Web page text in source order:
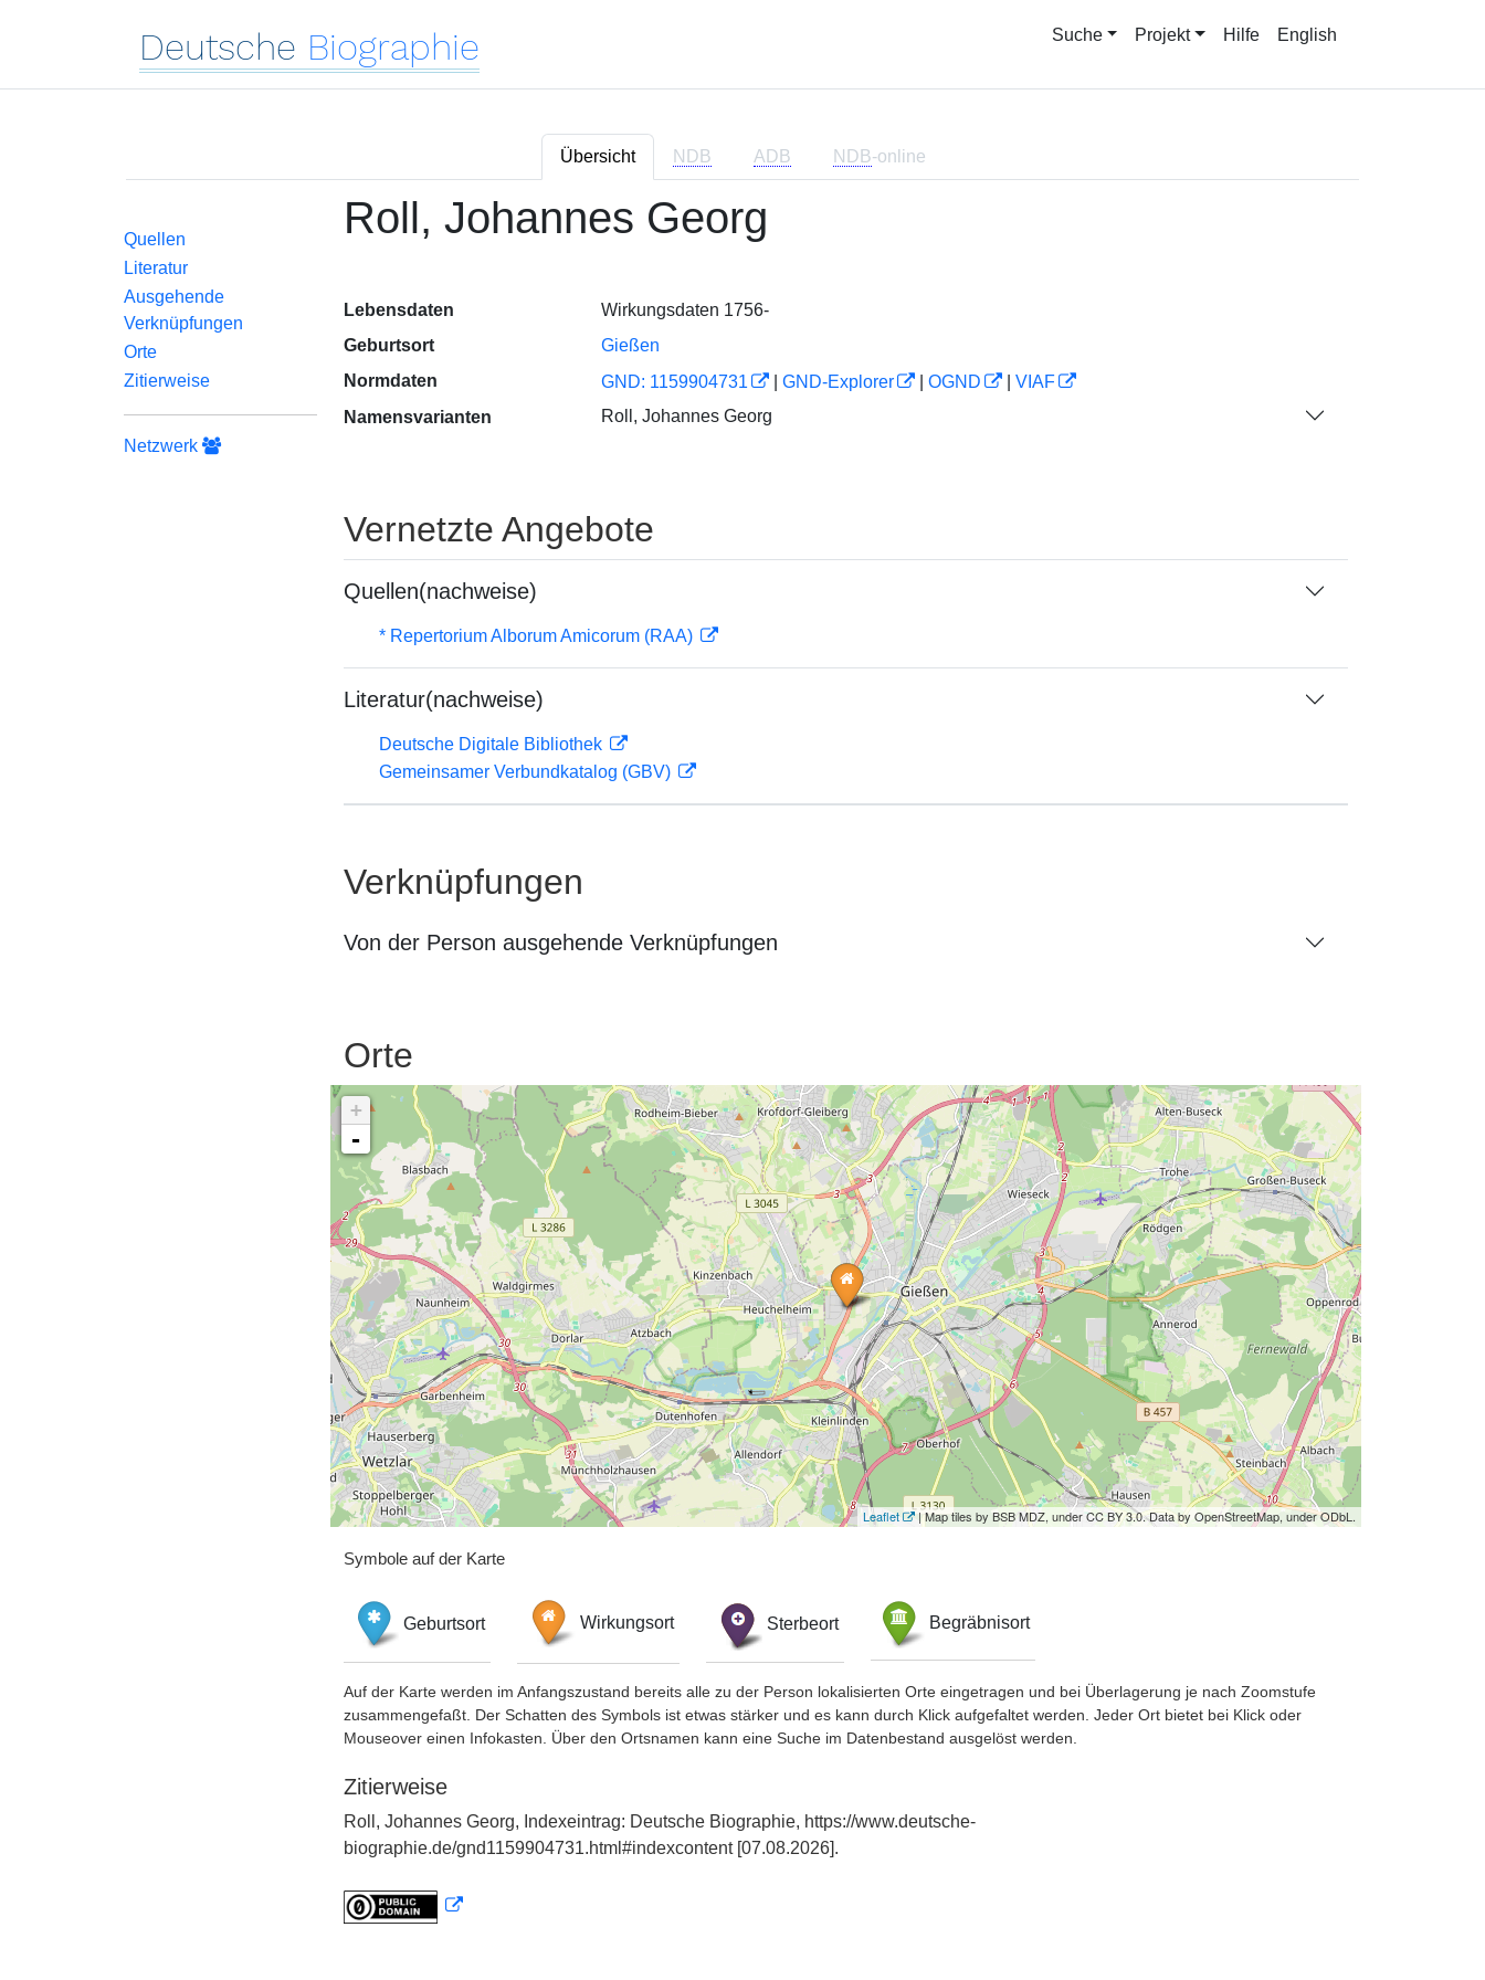
Deutsche Biographie Suche Projekt Hilfe English
Übersicht NDB ADB NDB-online
Quellen
Literatur
Ausgehende
Verknüpfungen
Orte
Zitierweise
Netzwerk
Roll, Johannes Georg
Lebensdaten
Wirkungsdaten 1756-
Geburtsort
Gießen
Normdaten
GND: 1159904731 GND-Explorer OGND
VIAF
Namensvarianten
Roll, Johannes Georg
Vernetzte Angebote
Quellen(nachweise)
* Repertorium Alborum Amicorum (RAA)
Literatur(nachweise)
Deutsche Digitale Bibliothek
Gemeinsamer Verbundkatalog (GBV)
Verknüpfungen
Von der Person ausgehende Verknüpfungen
Orte
+
-
Leaflet | Map tiles by BSB MDZ, under CC BY 3.0. Data by OpenStreetMap, under ODbL.
Symbole auf der Karte
Geburtsort Wirkungsort Sterbeort Begräbnisort
Auf der Karte werden im Anfangszustand bereits alle zu der Person lokalisierten Orte eingetragen und bei Überlagerung je nach Zoomstufe
zusammengefaßt. Der Schatten des Symbols ist etwas stärker und es kann durch Klick aufgefaltet werden. Jeder Ort bietet bei Klick oder
Mouseover einen Infokasten. Über den Ortsnamen kann eine Suche im Datenbestand ausgelöst werden.
Zitierweise
Roll, Johannes Georg, Indexeintrag: Deutsche Biographie, https://www.deutsche-
biographie.de/gnd1159904731.html#indexcontent [07.08.2026].